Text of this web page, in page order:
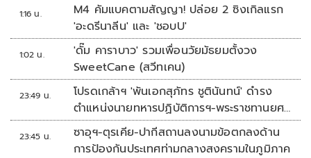
1:16 น.
M4 คัมแบคตามสัญญา! ปล่อย 2 ซิงเกิลแรก
'อะดรีนาลีน' และ 'ชอบU'
1:02 น.
'ดั๊ม คาราบาว' รวมเพื่อนวัยมัธยมตั้งวง
SweetCane (สวีทเคน)
23:49 น.
โปรดเกล้าฯ 'พันเอกสุภัทร ชูตินันทน์' ดำรง
ตำแหน่งนายทหารปฏิบัติการฯ-พระราชทานยศ
'พลตรี'
23:45 น.
ซาอุฯ-ตุรเคีย-ปากีสถานลงนามข้อตกลงด้าน
การป้องกันประเทศท่ามกลางสงครามในภูมิภาค